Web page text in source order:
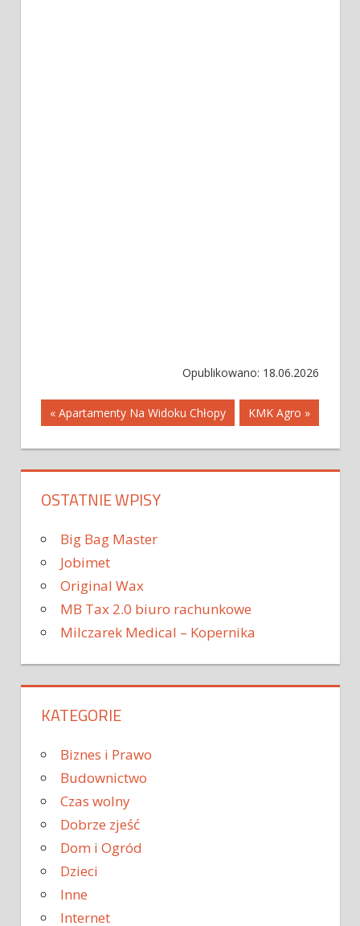
Opublikowano: 18.06.2026
Nawigacja
wpisu
« Apartamenty Na Widoku Chłopy KMK Agro »
OSTATNIE WPISY
Big Bag Master
Jobimet
Original Wax
MB Tax 2.0 biuro rachunkowe
Milczarek Medical – Kopernika
KATEGORIE
Biznes i Prawo
Budownictwo
Czas wolny
Dobrze zjeść
Dom i Ogród
Dzieci
Inne
Internet